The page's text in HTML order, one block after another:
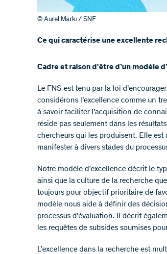
© Aurel Märki / SNF
Ce qui caractérise une excellente
​​Cadre et raison d'être d’un modèle
Le FNS est tenu par la loi
considérons l’excellence comme un
à savoir faciliter l’acquisition de
réside pas seulement dans les
chercheurs qui les produisent. Elle est
manifester à divers stades du
Notre modèle d’excellence décrit le
ainsi que la culture de la recherche
toujours pour objectif prioritaire de
modèle nous aide à définir des
processus d'évaluation. Il décrit
les requêtes de subsides soumises
L’excellence dans la recherche est